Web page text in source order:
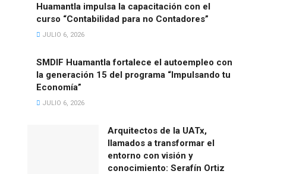
Huamantla impulsa la capacitación con el
curso “Contabilidad para no Contadores”
JULIO 6, 2026
SMDIF Huamantla fortalece el autoempleo con
la generación 15 del programa “Impulsando tu
Economía”
JULIO 6, 2026
Arquitectos de la UATx,
llamados a transformar el
entorno con visión y
conocimiento: Serafín Ortiz